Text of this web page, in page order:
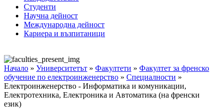
Студенти
Научна дейност
Международна дейност
Кариера и възпитаници
Начало » Университетът » Факултети » Факултет за френско
обучение по електроинженерство » Специалности »
Електроинженерство - Информатика и комуникации,
Електротехника, Електроника и Автоматика (на френски
език)